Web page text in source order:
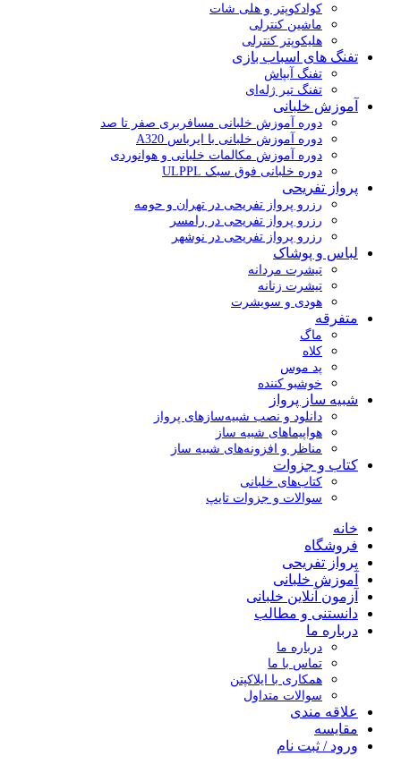
کوادکوپتر و هلی شات
ماشین کنترلی
هلیکوپتر کنترلی
تفنگ های اسباب بازی
تفنگ آبپاش
تفنگ تیر ژله‌ای
آموزش خلبانی
دوره آموزش خلبانی مسافربری صفر تا صد
دوره آموزش خلبانی با ایرباس A320
دوره آموزش مکالمات خلبانی و هوانوردی
دوره خلبانی فوق سبک ULPPL
پرواز تفریحی
رزرو پرواز تفریحی در تهران و حومه
رزرو پرواز تفریحی در رامسر
رزرو پرواز تفریحی در نوشهر
لباس و پوشاک
تیشرت مردانه
تیشرت زنانه
هودی و سویشرت
متفرقه
ماگ
کلاه
پد موس
خوشبو کننده
شبیه ساز پرواز
دانلود و نصب شبیه‌سازهای پرواز
هواپیماهای شبیه ساز
مناظر و افزونه‌های شبیه ساز
کتاب و جزوات
کتاب‌های خلبانی
سوالات و جزوات تایپ
خانه
فروشگاه
پرواز تفریحی
آموزش خلبانی
آزمون آنلاین خلبانی
دانستنی و مطالب
درباره ما
درباره ما
تماس با ما
همکاری با ایلاکپتن
سوالات متداول
علاقه مندی
مقایسه
ورود / ثبت نام